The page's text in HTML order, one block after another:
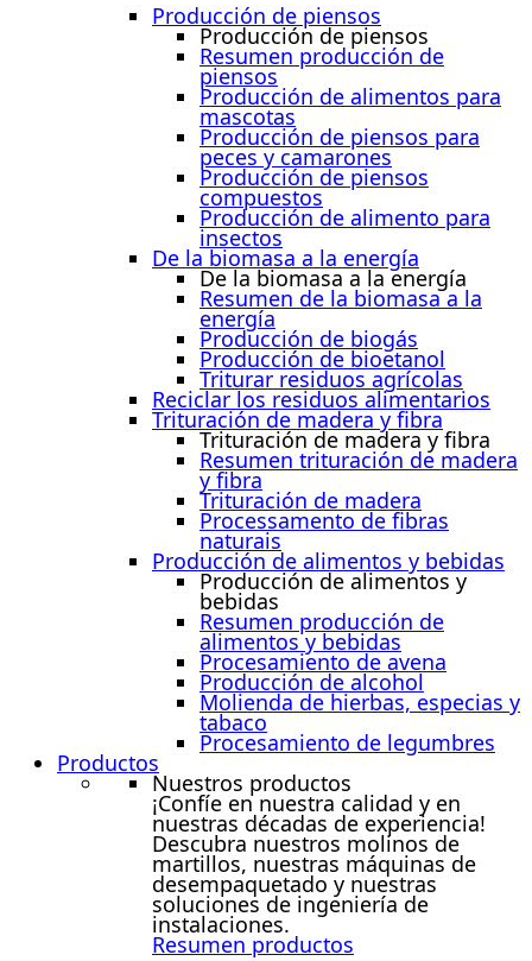
Producción de piensos
Producción de piensos
Resumen producción de
piensos
Producción de alimentos para
mascotas
Producción de piensos para
peces y camarones
Producción de piensos
compuestos
Producción de alimento para
insectos
De la biomasa a la energía
De la biomasa a la energía
Resumen de la biomasa a la
energía
Producción de biogás
Producción de bioetanol
Triturar residuos agrícolas
Reciclar los residuos alimentarios
Trituración de madera y fibra
Trituración de madera y fibra
Resumen trituración de madera
y fibra
Trituración de madera
Processamento de fibras
naturais
Producción de alimentos y bebidas
Producción de alimentos y
bebidas
Resumen producción de
alimentos y bebidas
Procesamiento de avena
Producción de alcohol
Molienda de hierbas, especias y
tabaco
Procesamiento de legumbres
Productos
Nuestros productos
¡Confíe en nuestra calidad y en
nuestras décadas de experiencia!
Descubra nuestros molinos de
martillos, nuestras máquinas de
desempaquetado y nuestras
soluciones de ingeniería de
instalaciones.
Resumen productos